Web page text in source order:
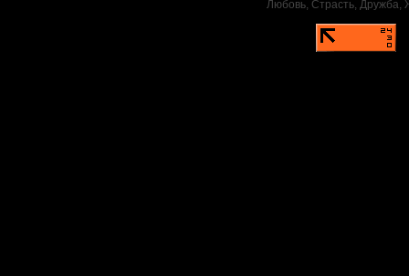
Любовь, Страсть, Дружба,